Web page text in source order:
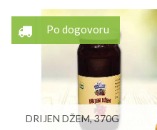
Po dogovoru
DRIJEN DŽEM, 370G